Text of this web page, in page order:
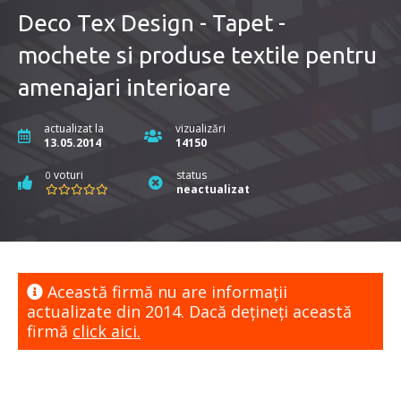
Deco Tex Design - Tapet -
mochete si produse textile pentru
amenajari interioare
actualizat la
13.05.2014
vizualizări
14150
0 voturi
status
neactualizat
Această firmă nu are informaţii
actualizate din 2014. Dacă dețineți această
firmă click aici.